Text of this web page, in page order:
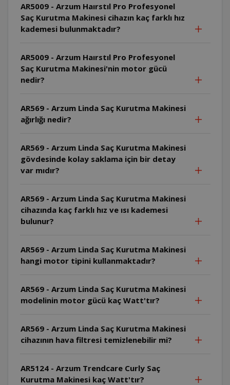
AR5009 - Arzum Haırstıl Pro Profesyonel
Saç Kurutma Makinesi cihazın kaç farklı hız
kademesi bulunmaktadır?
AR5009 - Arzum Haırstıl Pro Profesyonel
Saç Kurutma Makinesi'nin motor gücü
nedir?
AR569 - Arzum Linda Saç Kurutma Makinesi
ağırlığı nedir?
AR569 - Arzum Linda Saç Kurutma Makinesi
gövdesinde kolay saklama için bir detay
var mıdır?
AR569 - Arzum Linda Saç Kurutma Makinesi
cihazında kaç farklı hız ve ısı kademesi
bulunur?
AR569 - Arzum Linda Saç Kurutma Makinesi
hangi motor tipini kullanmaktadır?
AR569 - Arzum Linda Saç Kurutma Makinesi
modelinin motor gücü kaç Watt'tır?
AR569 - Arzum Linda Saç Kurutma Makinesi
cihazının hava filtresi temizlenebilir mi?
AR5124 - Arzum Trendcare Curly Saç
Kurutma Makinesi kaç Watt'tır?